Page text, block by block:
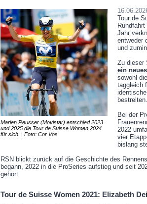
Marlen Reusser (Movistar) entschied 2023
und 2025 die Tour de Suisse Women 2024
für sich. | Foto: Cor Vos
Tour de
Jahr
entweder
und
Zu dieser
ein
sowohl
taggleich
bestreiten.
Bei der
2022
vier
bislang
RSN blickt zurück auf die Geschichte des
begann, 2022 in die ProSeries aufstieg und seit
gehört.
Tour de Suisse Women 2021: Elizabeth
Twitter